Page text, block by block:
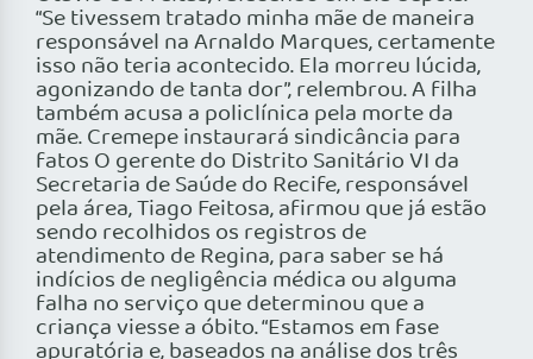
“Se tivessem tratado minha mãe de maneira
responsável na Arnaldo Marques, certamente
isso não teria acontecido. Ela morreu lúcida,
agonizando de tanta dor”, relembrou. A filha
também acusa a policlínica pela morte da
mãe. Cremepe instaurará sindicância para
fatos O gerente do Distrito Sanitário VI da
Secretaria de Saúde do Recife, responsável
pela área, Tiago Feitosa, afirmou que já estão
sendo recolhidos os registros de
atendimento de Regina, para saber se há
indícios de negligência médica ou alguma
falha no serviço que determinou que a
criança viesse a óbito. “Estamos em fase